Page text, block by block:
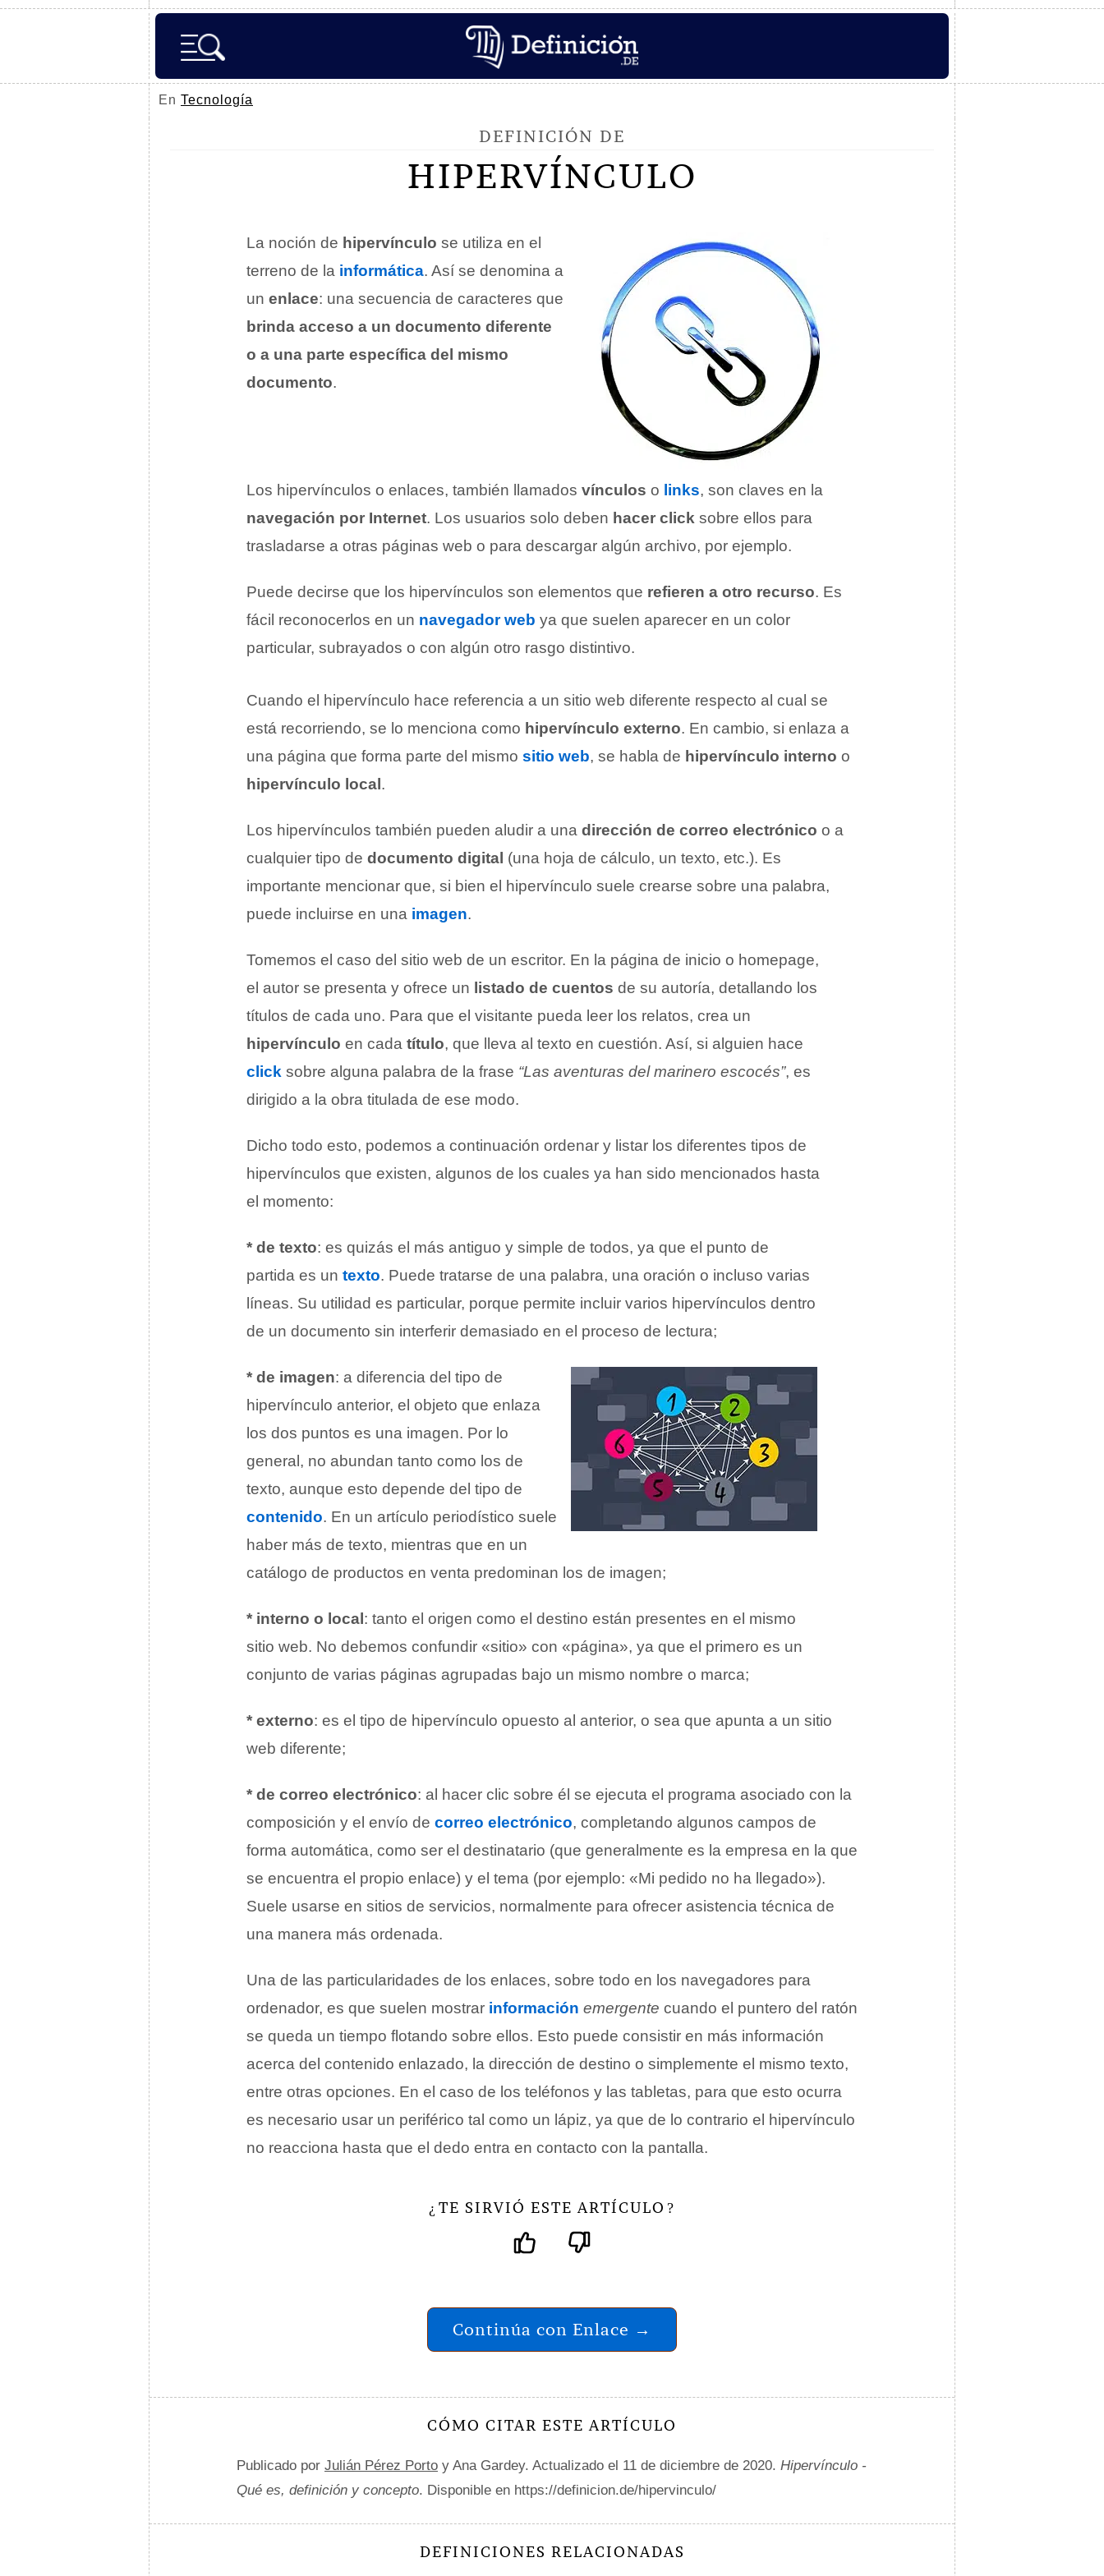
En Tecnología
DEFINICIÓN DE
HIPERVÍNCULO
La noción de hipervínculo se utiliza en el
terreno de la informática. Así se denomina a
un enlace: una secuencia de caracteres que
brinda acceso a un documento diferente
o a una parte específica del mismo
documento.
Los hipervínculos o enlaces, también llamados vínculos o links, son claves en la
navegación por Internet. Los usuarios solo deben hacer click sobre ellos para
trasladarse a otras páginas web o para descargar algún archivo, por ejemplo.
Puede decirse que los hipervínculos son elementos que refieren a otro recurso. Es
fácil reconocerlos en un navegador web ya que suelen aparecer en un color
particular, subrayados o con algún otro rasgo distintivo.
Cuando el hipervínculo hace referencia a un sitio web diferente respecto al cual se
está recorriendo, se lo menciona como hipervínculo externo. En cambio, si enlaza a
una página que forma parte del mismo sitio web, se habla de hipervínculo interno o
hipervínculo local .
Los hipervínculos también pueden aludir a una dirección de correo electrónico o a
cualquier tipo de documento digital (una hoja de cálculo, un texto, etc.). Es
importante mencionar que, si bien el hipervínculo suele crearse sobre una palabra,
puede incluirse en una imagen.
Tomemos el caso del sitio web de un escritor. En la página de inicio o homepage,
el autor se presenta y ofrece un listado de cuentos de su autoría, detallando los
títulos de cada uno. Para que el visitante pueda leer los relatos, crea un
hipervínculo en cada título, que lleva al texto en cuestión. Así, si alguien hace
click sobre alguna palabra de la frase “Las aventuras del marinero escocés”, es
dirigido a la obra titulada de ese modo.
Dicho todo esto, podemos a continuación ordenar y listar los diferentes tipos de
hipervínculos que existen, algunos de los cuales ya han sido mencionados hasta
el momento:
* de texto: es quizás el más antiguo y simple de todos, ya que el punto de
partida es un texto. Puede tratarse de una palabra, una oración o incluso varias
líneas. Su utilidad es particular, porque permite incluir varios hipervínculos dentro
de un documento sin interferir demasiado en el proceso de lectura;
* de imagen: a diferencia del tipo de
hipervínculo anterior, el objeto que enlaza
los dos puntos es una imagen. Por lo
general, no abundan tanto como los de
texto, aunque esto depende del tipo de
contenido. En un artículo periodístico suele
haber más de texto, mientras que en un
catálogo de productos en venta predominan los de imagen;
* interno o local : tanto el origen como el destino están presentes en el mismo
sitio web. No debemos confundir «sitio» con «página», ya que el primero es un
conjunto de varias páginas agrupadas bajo un mismo nombre o marca;
* externo: es el tipo de hipervínculo opuesto al anterior, o sea que apunta a un sitio
web diferente;
* de correo electrónico: al hacer clic sobre él se ejecuta el programa asociado con la
composición y el envío de correo electrónico, completando algunos campos de
forma automática, como ser el destinatario (que generalmente es la empresa en la que
se encuentra el propio enlace) y el tema (por ejemplo: «Mi pedido no ha llegado»).
Suele usarse en sitios de servicios, normalmente para ofrecer asistencia técnica de
una manera más ordenada.
Una de las particularidades de los enlaces, sobre todo en los navegadores para
ordenador, es que suelen mostrar información emergente cuando el puntero del ratón
se queda un tiempo flotando sobre ellos. Esto puede consistir en más información
acerca del contenido enlazado, la dirección de destino o simplemente el mismo texto,
entre otras opciones. En el caso de los teléfonos y las tabletas, para que esto ocurra
es necesario usar un periférico tal como un lápiz, ya que de lo contrario el hipervínculo
no reacciona hasta que el dedo entra en contacto con la pantalla.
¿ TE SIRVIÓ ESTE ARTÍCULO ?
Continúa con Enlace →
CÓMO CITAR ESTE ARTÍCULO
Publicado por Julián Pérez Porto y Ana Gardey. Actualizado el 11 de diciembre de 2020. Hipervínculo -
Qué es, definición y concepto. Disponible en https://definicion.de/hipervinculo/
DEFINICIONES RELACIONADAS